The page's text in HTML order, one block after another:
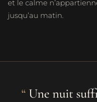
et le calme
jusqu’au matin.
Une nuit